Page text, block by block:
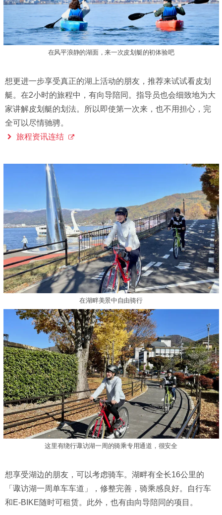
在风平浪静的湖面，来一次皮划艇的初体验吧
想更进一步享受真正的湖上活动的朋友，推荐来试试看皮划
艇。在2小时的旅程中，有向导陪同。指导员也会细致地为大
家讲解皮划艇的划法。所以即使第一次来，也不用担心，完
全可以尽情驰骋。
旅程资讯连结
在湖畔美景中自由骑行
这里有绕行诹访湖一周的骑乘专用通道，很安全
想享受湖边的朋友，可以考虑骑车。湖畔有全长16公里的
「诹访湖一周单车车道」，修整完善，骑乘感良好。自行车
和E-BIKE随时可租赁。此外，也有由向导陪同的项目。